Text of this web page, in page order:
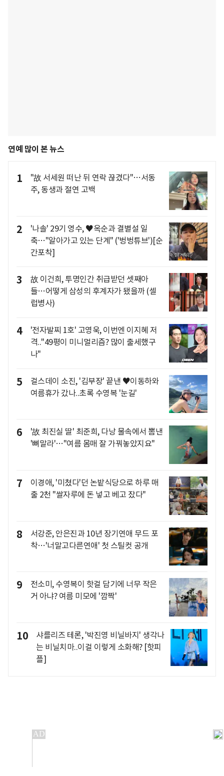
연예 많이 본 뉴스
1
"故 서세원 떠난 뒤 연락 끊겼다"…서동
주, 동생과 절연 고백
2
'나솔' 29기 영수, ♥옥순과 결별설 일
축…"알아가고 있는 단계" ('벙벙튜브')[순
간포착]
3
故 이건희, 투명인간 취급받던 셋째아
들…어떻게 삼성의 후계자가 됐을까 (셀
럽병사)
4
'전자발찌 1호' 고영욱, 이번엔 이지혜 저
격.."49평이 미니멀리즘? 많이 출세했구
나"
5
걸스데이 소진, '김부장' 끝낸 ♥이동하와
여름휴가 갔나..초록 수영복 '눈길'
6
'故 최진실 딸' 최준희, 다낭 물속에서 뽐낸
'뼈말라'…"여름 몸매 잘 가꿔놓았지요"
7
이경애, '미쳤다'던 논밭식당으로 하루 매
출 2천 "쌀자루에 돈 넣고 베고 잤다"
8
서강준, 안은진과 10년 장기연애 무드 포
착…'너말고다른연애' 첫 스틸컷 공개
9
전소미, 수영복이 핫걸 담기에 너무 작은
거 아냐? 여름 미모에 '깜짝'
10
샤를리즈 테론, '박진영 비닐바지' 생각나
는 비닐치마..이걸 이렇게 소화해? [핫피
플]